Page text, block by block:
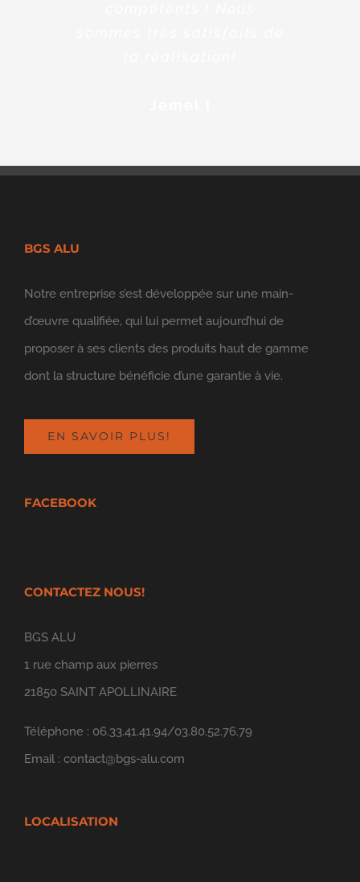
BGS ALU
Notre entreprise s’est développée sur une main-
d’œuvre qualifiée, qui lui permet aujourd’hui de
proposer à ses clients des produits haut de gamme
dont la structure bénéficie d’une garantie à vie.
EN SAVOIR PLUS!
FACEBOOK
CONTACTEZ NOUS!
BGS ALU
1 rue champ aux pierres
21850 SAINT APOLLINAIRE
Téléphone : 06.33.41.41.94/03.80.52.76.79
Email : contact@bgs-alu.com
LOCALISATION